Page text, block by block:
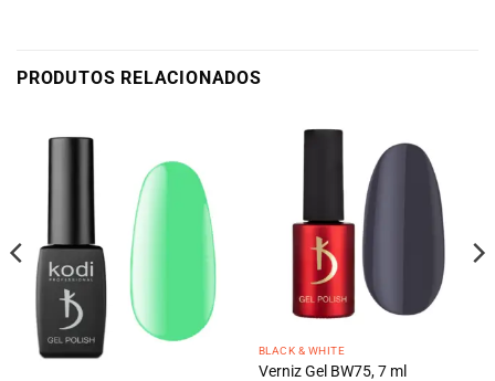
PRODUTOS RELACIONADOS
BLACK & WHITE
Verniz Gel BW75, 7 ml